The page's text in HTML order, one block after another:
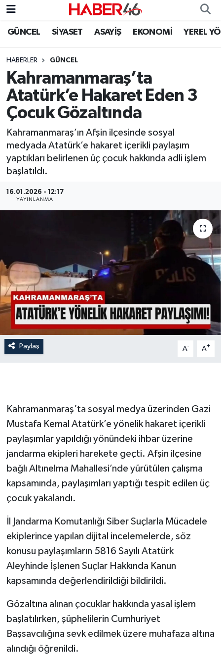
GÜNCEL SİYASET ASAYİŞ EKONOMİ YEREL
HABERLER GÜNCEL
Kahramanmaraş’ta
Atatürk’e Hakaret Eden 3
Çocuk Gözaltında
Kahramanmaraş’ın Afşin ilçesinde sosyal
medyada Atatürk’e hakaret içerikli paylaşım
yaptıkları belirlenen üç çocuk hakkında adli işlem
başlatıldı.
16.01.2026 - 12:17
YAYINLANMA
Paylaş A- A+
Kahramanmaraş’ta sosyal medya üzerinden Gazi
Mustafa Kemal Atatürk’e yönelik hakaret içerikli
paylaşımlar yapıldığı yönündeki ihbar üzerine
jandarma ekipleri harekete geçti. Afşin ilçesine
bağlı Altınelma Mahallesi’nde yürütülen çalışma
kapsamında, paylaşımları yaptığı tespit edilen üç
çocuk yakalandı.
İl Jandarma Komutanlığı Siber Suçlarla Mücadele
ekiplerince yapılan dijital incelemelerde, söz
konusu paylaşımların 5816 Sayılı Atatürk
Aleyhinde İşlenen Suçlar Hakkında Kanun
kapsamında değerlendirildiği bildirildi.
Gözaltına alınan çocuklar hakkında yasal işlem
başlatılırken, şüphelilerin Cumhuriyet
Başsavcılığına sevk edilmek üzere muhafaza altına
alındığı öğrenildi.
GÜNCEL
SİYASET
EKONOMİ
SPOR
YAŞAM
TEKNOLOJİ
SAĞLIK
KÜLTÜR-SANAT
KSÜ
DÜNYA
ROPORTAJ
YEREL YÖNETİM
MEDYA
SEÇİM 2011
BİLİMNET
Yemek
SİVİL TOPLUM
KİM KİMDİR
ÇEK GÖNDER
Nöbetçi Eczaneler
Hava Durumu
Kahramanmaraş Namaz Vakitleri
Trafik Durumu
Süper Lig Puan Durumu ve Fikstür
Tüm Manşetler
Son Dakika Haberleri